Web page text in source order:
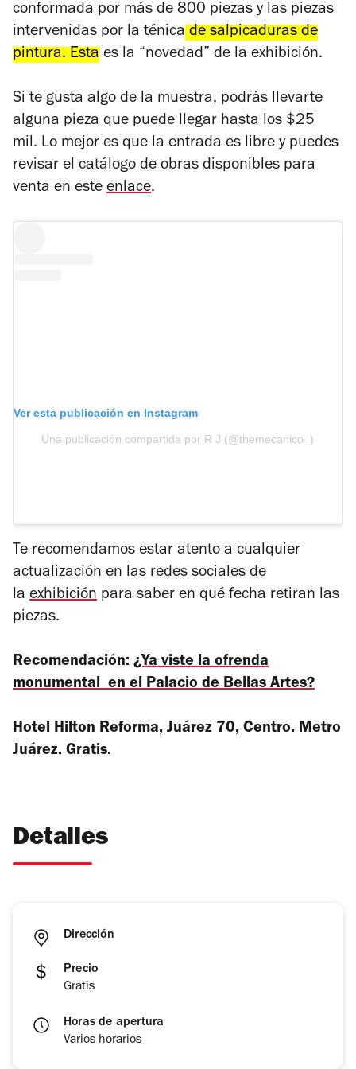
conformada por más de 800 piezas y las piezas
intervenidas por la ténica de salpicaduras de
pintura. Esta es la “novedad” de la exhibición.
Si te gusta algo de la muestra, podrás llevarte
alguna pieza que puede llegar hasta los $25
mil. Lo mejor es que la entrada es libre y puedes
revisar el catálogo de obras disponibles para
venta en este enlace.
Ver esta publicación en Instagram
Una publicación compartida por R J (@themecanico_)
Te recomendamos estar atento a cualquier
actualización en las redes sociales de
la exhibición para saber en qué fecha retiran las
piezas.
Recomendación: ¿Ya viste la ofrenda
monumental en el Palacio de Bellas Artes?
Hotel Hilton Reforma, Juárez 70, Centro. Metro
Juárez. Gratis.
Detalles
Dirección
Precio
Gratis
Horas de apertura
Varios horarios